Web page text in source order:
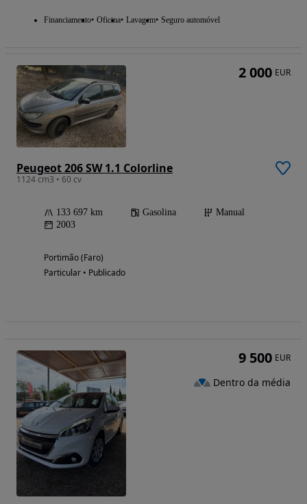
Financiamento Oficina Lavagem Seguro automóvel
Peugeot 206 SW 1.1 Colorline
1124 cm3 • 60 cv
133 697 km Gasolina
Manual
2003
Portimão (Faro)
Particular • Publicado
2 000 EUR
9 500 EUR
Dentro da média